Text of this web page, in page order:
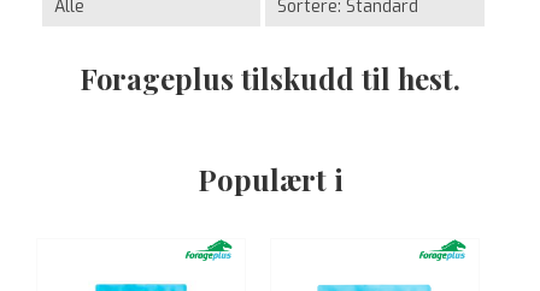
Forageplus tilskudd til hest.
Populært i